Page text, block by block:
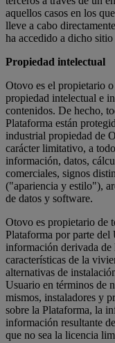
aquellos casos en los
lleve a cabo
ha accedido a dicho
Propiedad intelectual
Otovo es el propietario
propiedad intelectual e
contenidos. De hecho,
Plataforma están
industrial propiedad de
carácter limitativo, a
información, datos,
comerciales, signos
("apariencia y estilo"),
de datos y software.
Otovo es propietario de
Plataforma por parte
información derivada
características de la
alternativas de
Usuario en términos de
mismos, instaladores y
sobre la Plataforma, la
información resultante
que no sea la licencia